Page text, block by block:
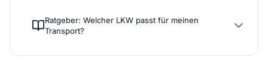
Ratgeber: Welcher LKW passt für meinen
Transport?